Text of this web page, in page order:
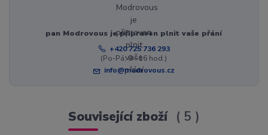
pan Modrovous je připraven plnit vaše přání
+420 725 736 293
(Po-Pá, 8 - 16 hod.)
info@modrovous.cz
Související zboží 5